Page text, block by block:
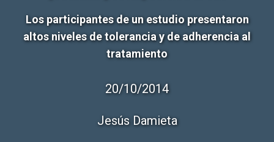
Los participantes de un estudio presentaron
altos niveles de tolerancia y de adherencia al
tratamiento
20/10/2014
Jesús Damieta